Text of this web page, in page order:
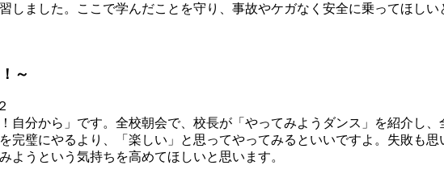
しました。ここで学んだことを守り、事故やケガなく安全に乗ってほしい
～
分から」です。全校朝会で、校長が「やってみようダンス」を紹介し、
完璧にやるより、「楽しい」と思ってやってみるといいですよ。失敗も
ようという気持ちを高めてほしいと思います。